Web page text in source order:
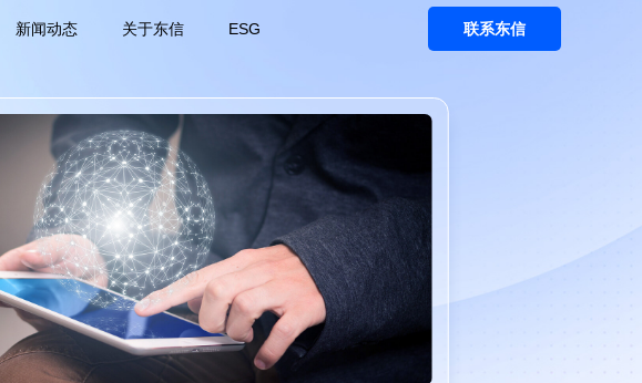
新闻动态 关于东信 ESG 联系东信